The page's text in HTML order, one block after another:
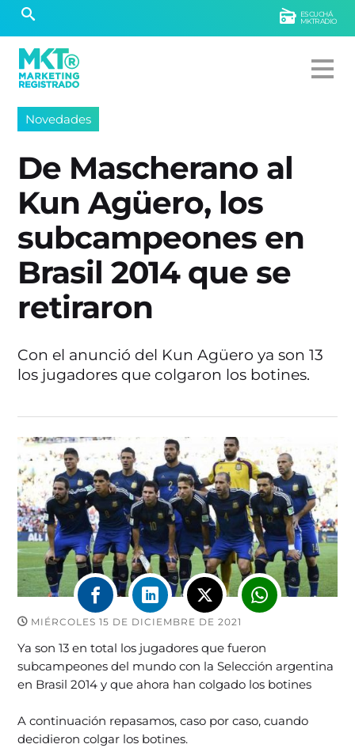
ESCUCHÁ
MKTRADIO
Novedades
De Mascherano al
Kun Agüero, los
subcampeones en
Brasil 2014 que se
retiraron
Con el anunció del Kun Agüero ya son 13
los jugadores que colgaron los botines.
MIÉRCOLES 15 DE DICIEMBRE DE 2021
Ya son 13 en total los jugadores que fueron
subcampeones del mundo con la Selección argentina
en Brasil 2014 y que ahora han colgado los botines
A continuación repasamos, caso por caso, cuando
decidieron colgar los botines.